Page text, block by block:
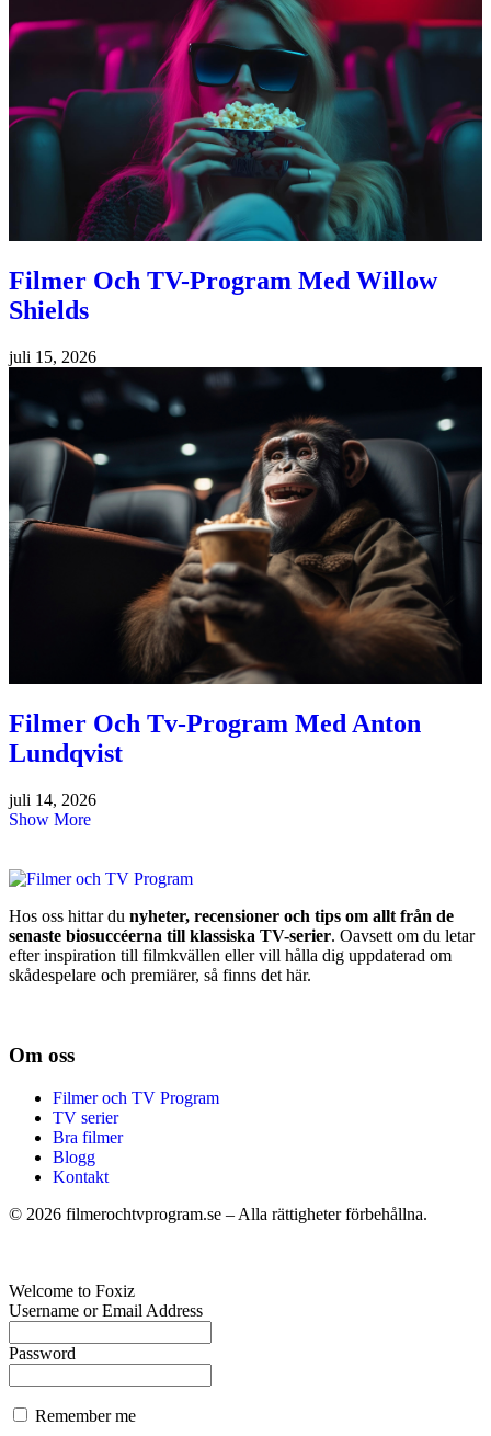
Filmer Och TV-Program Med Willow
Shields
juli 15, 2026
Filmer Och Tv-Program Med Anton
Lundqvist
juli 14, 2026
Show More
Hos oss hittar du nyheter, recensioner och tips om allt från de
senaste biosuccéerna till klassiska TV-serier. Oavsett om du letar
efter inspiration till filmkvällen eller vill hålla dig uppdaterad om
skådespelare och premiärer, så finns det här.
Om oss
Filmer och TV Program
TV serier
Bra filmer
Blogg
Kontakt
© 2026 filmerochtvprogram.se – Alla rättigheter förbehållna.
Welcome to Foxiz
Username or Email Address
Password
Remember me